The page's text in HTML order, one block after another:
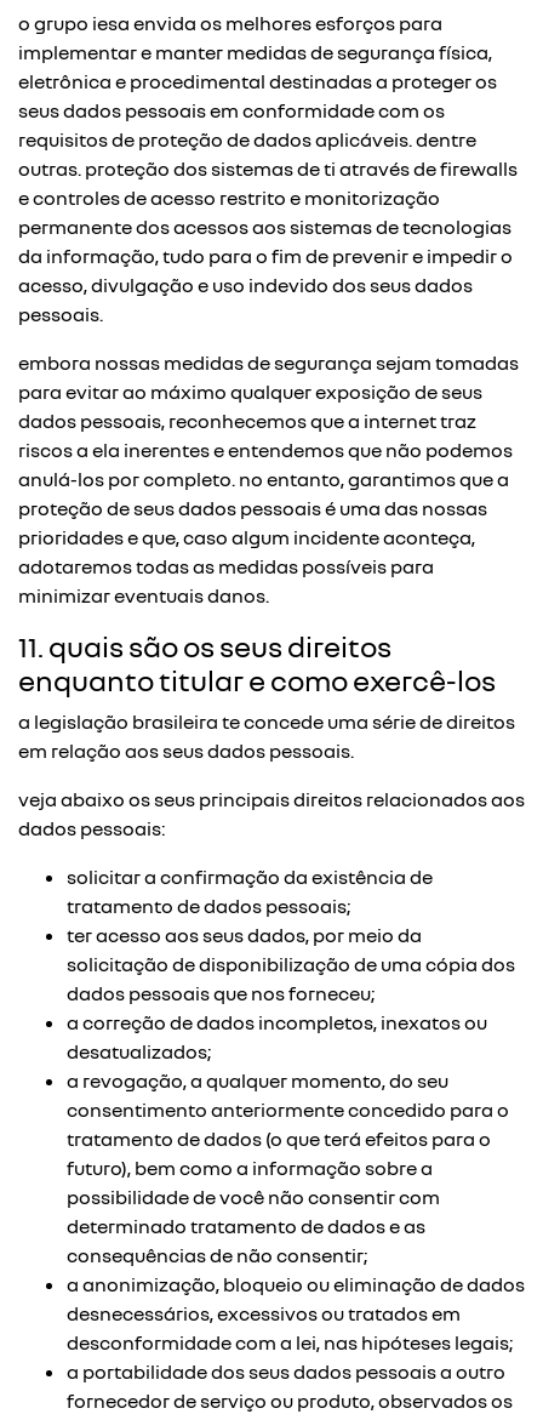
o grupo iesa envida os melhores esforços para
implementar e manter medidas de segurança física,
eletrônica e procedimental destinadas a proteger os
seus dados pessoais em conformidade com os
requisitos de proteção de dados aplicáveis. dentre
outras. proteção dos sistemas de ti através de firewalls
e controles de acesso restrito e monitorização
permanente dos acessos aos sistemas de tecnologias
da informação, tudo para o fim de prevenir e impedir o
acesso, divulgação e uso indevido dos seus dados
pessoais.
embora nossas medidas de segurança sejam tomadas
para evitar ao máximo qualquer exposição de seus
dados pessoais, reconhecemos que a internet traz
riscos a ela inerentes e entendemos que não podemos
anulá-los por completo. no entanto, garantimos que a
proteção de seus dados pessoais é uma das nossas
prioridades e que, caso algum incidente aconteça,
adotaremos todas as medidas possíveis para
minimizar eventuais danos.
11. quais são os seus direitos
enquanto titular e como exercê-los
a legislação brasileira te concede uma série de direitos
em relação aos seus dados pessoais.
veja abaixo os seus principais direitos relacionados aos
dados pessoais:
solicitar a confirmação da existência de
tratamento de dados pessoais;
ter acesso aos seus dados, por meio da
solicitação de disponibilização de uma cópia dos
dados pessoais que nos forneceu;
a correção de dados incompletos, inexatos ou
desatualizados;
a revogação, a qualquer momento, do seu
consentimento anteriormente concedido para o
tratamento de dados (o que terá efeitos para o
futuro), bem como a informação sobre a
possibilidade de você não consentir com
determinado tratamento de dados e as
consequências de não consentir;
a anonimização, bloqueio ou eliminação de dados
desnecessários, excessivos ou tratados em
desconformidade com a lei, nas hipóteses legais;
a portabilidade dos seus dados pessoais a outro
fornecedor de serviço ou produto, observados os